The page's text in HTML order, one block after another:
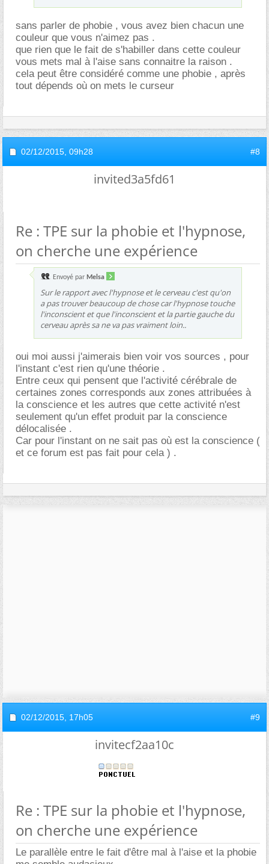
sans parler de phobie , vous avez bien chacun une
couleur que vous n'aimez pas .
que rien que le fait de s'habiller dans cette couleur
vous mets mal à l'aise sans connaitre la raison .
cela peut être considéré comme une phobie , après
tout dépends où on mets le curseur
02/12/2015, 09h28 #8
invited3a5fd61
Re : TPE sur la phobie et l'hypnose,
on cherche une expérience
Envoyé par Melsa
Sur le rapport avec l'hypnose et le cerveau c'est qu'on
a pas trouver beaucoup de chose car l'hypnose touche
l'inconscient et que l'inconscient et la partie gauche du
cerveau après sa ne va pas vraiment loin..
oui moi aussi j'aimerais bien voir vos sources , pour
l'instant c'est rien qu'une théorie .
Entre ceux qui pensent que l'activité cérébrale de
certaines zones corresponds aux zones attribuées à
la conscience et les autres que cette activité n'est
seulement qu'un effet produit par la conscience
délocalisée .
Car pour l'instant on ne sait pas où est la conscience (
et ce forum est pas fait pour cela ) .
02/12/2015, 17h05 #9
invitecf2aa10c
Re : TPE sur la phobie et l'hypnose,
on cherche une expérience
Le parallèle entre le fait d'être mal à l'aise et la phobie